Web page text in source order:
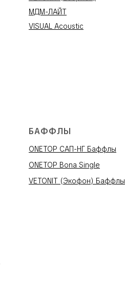
МДМ-ЛАЙТ
VISUAL Acoustic
БАФФЛЫ
ONETOP САП-НГ Баффлы
ONETOP Bona Single
VETONIT (Экофон) Баффлы